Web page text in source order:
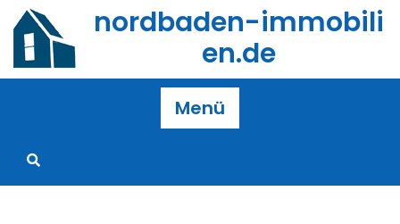
Zum
Inhalt
springen
nordbaden-immobili
en.de
Menü